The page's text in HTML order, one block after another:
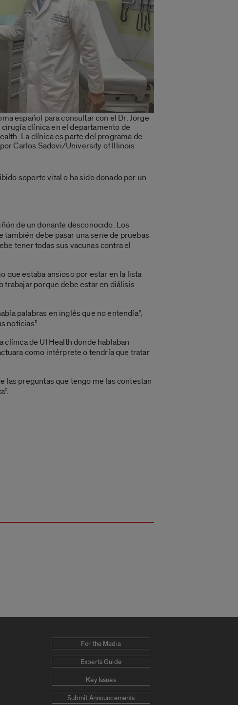
español para consultar con el Dr. Jorge
clínica en el departamento de
La clínica es parte del programa de
Carlos Sadovi/University of Illinois
soporte vital o ha sido donado por un
de un donante desconocido. Los
debe pasar una serie de pruebas
tener todas sus vacunas contra el
que estaba ansioso por estar en la lista
trabajar porque debe estar en diálisis
palabras en inglés que no entendía”,
noticias”.
de UI Health donde hablaban
como intérprete o tendría que tratar
las preguntas que tengo me las contestan
For the Media
Experts Guide
Key Issues
Submit Announcements